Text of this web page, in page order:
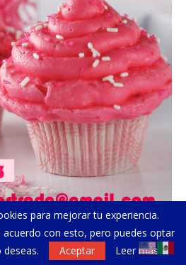
para mejorar tu experiencia.
con esto, pero puedes optar
Aceptar Leer más